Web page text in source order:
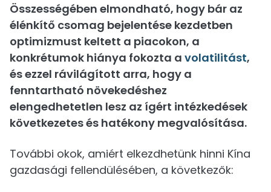
Összességében elmondható, hogy bár az
élénkítő csomag bejelentése kezdetben
optimizmust keltett a piacokon, a
konkrétumok hiánya fokozta a volatilitást,
és ezzel rávilágított arra, hogy a
fenntartható növekedéshez
elengedhetetlen lesz az ígért intézkedések
következetes és hatékony megvalósítása.
További okok, amiért elkezdhetünk hinni Kína
gazdasági fellendülésében, a következők: